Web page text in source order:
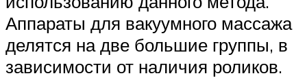
Аппараты для вакуумного массажа
делятся на две большие группы, в
зависимости от наличия роликов.